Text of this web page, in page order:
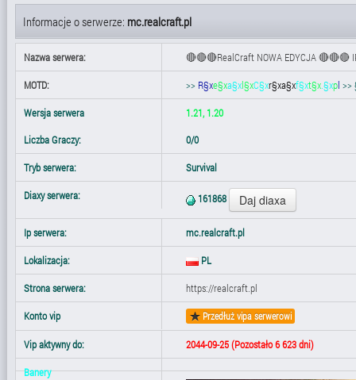
Informacje o serwerze: mc.realcraft.pl
Nazwa serwera:
🔴🔴🔴RealCraft NOWA EDYCJA 🔴🔴🔴
MOTD:
>> R§xe§xa§xl§xC§xr§xa§xf§xt§x.§xpl >>
Wersja serwera
1.21, 1.20
Liczba Graczy:
0/0
Tryb serwera:
Survival
Diaxy serwera:
161868
Ip serwera:
mc.realcraft.pl
Lokalizacja:
PL
Strona serwera:
https://realcraft.pl
Konto vip
Przedłuż vipa serwerowi
Vip aktywny do: 2044-09-25 (Pozostało6 623 dni)
Banery